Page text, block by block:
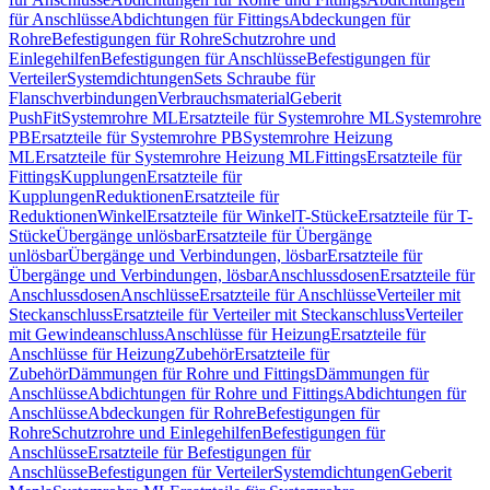
für AnschlüsseAbdichtungen für FittingsAbdeckungen für
RohreBefestigungen für RohreSchutzrohre und
EinlegehilfenBefestigungen für AnschlüsseBefestigungen für
VerteilerSystemdichtungenSets Schraube für
FlanschverbindungenVerbrauchsmaterialGeberit
PushFitSystemrohre MLErsatzteile für Systemrohre MLSystemrohre
PBErsatzteile für Systemrohre PBSystemrohre Heizung
MLErsatzteile für Systemrohre Heizung MLFittingsErsatzteile für
FittingsKupplungenErsatzteile für
KupplungenReduktionenErsatzteile für
ReduktionenWinkelErsatzteile für WinkelT-StückeErsatzteile für T-
StückeÜbergänge unlösbarErsatzteile für Übergänge
unlösbarÜbergänge und Verbindungen, lösbarErsatzteile für
Übergänge und Verbindungen, lösbarAnschlussdosenErsatzteile für
AnschlussdosenAnschlüsseErsatzteile für AnschlüsseVerteiler mit
SteckanschlussErsatzteile für Verteiler mit SteckanschlussVerteiler
mit GewindeanschlussAnschlüsse für HeizungErsatzteile für
Anschlüsse für HeizungZubehörErsatzteile für
ZubehörDämmungen für Rohre und FittingsDämmungen für
AnschlüsseAbdichtungen für Rohre und FittingsAbdichtungen für
AnschlüsseAbdeckungen für RohreBefestigungen für
RohreSchutzrohre und EinlegehilfenBefestigungen für
AnschlüsseErsatzteile für Befestigungen für
AnschlüsseBefestigungen für VerteilerSystemdichtungenGeberit